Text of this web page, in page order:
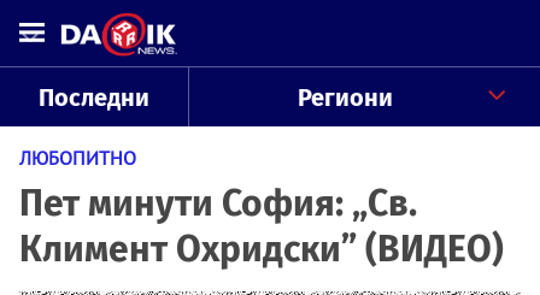
Последни Региони
ЛЮБОПИТНО
Пет минути София: „Св.
Климент Охридски” (ВИДЕО)